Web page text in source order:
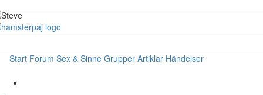
Start Forum Sex & Sinne Grupper Artiklar Händelser